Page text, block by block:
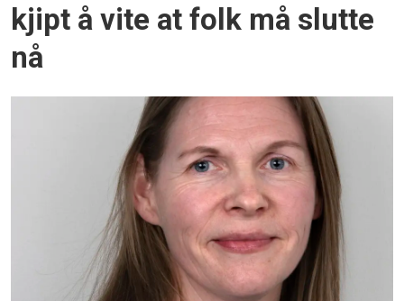
kjipt å vite at folk må slutte
nå